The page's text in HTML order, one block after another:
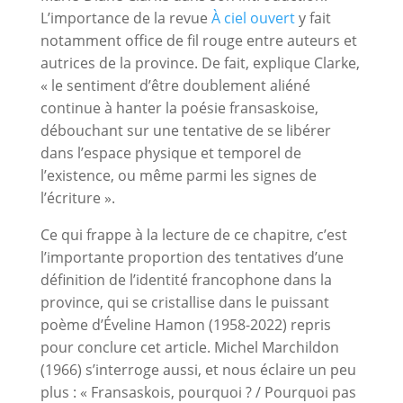
L’importance de la revue À ciel ouverty fait
notamment office de fil rouge entre auteurs et
autrices de la province. De fait, explique Clarke,
« le sentiment d’être doublement aliéné
continue à hanter la poésie fransaskoise,
débouchant sur une tentative de se libérer
dans l’espace physique et temporel de
l’existence, ou même parmi les signes de
l’écriture ».
Ce qui frappe à la lecture de ce chapitre, c’est
l’importante proportion des tentatives d’une
définition de l’identité francophone dans la
province, qui se cristallise dans le puissant
poème d’Éveline Hamon (1958-2022) repris
pour conclure cet article. Michel Marchildon
(1966) s’interroge aussi, et nous éclaire un peu
plus : « Fransaskois, pourquoi ? / Pourquoi pas